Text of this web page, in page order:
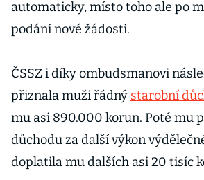
automaticky, místo toho ale po
podání nové žádosti.
ČSSZ i díky ombudsmanovi
přiznala muži řádný starobní
mu asi 890.000 korun. Poté mu
důchodu za další výkon
doplatila mu dalších asi 20 tisíc